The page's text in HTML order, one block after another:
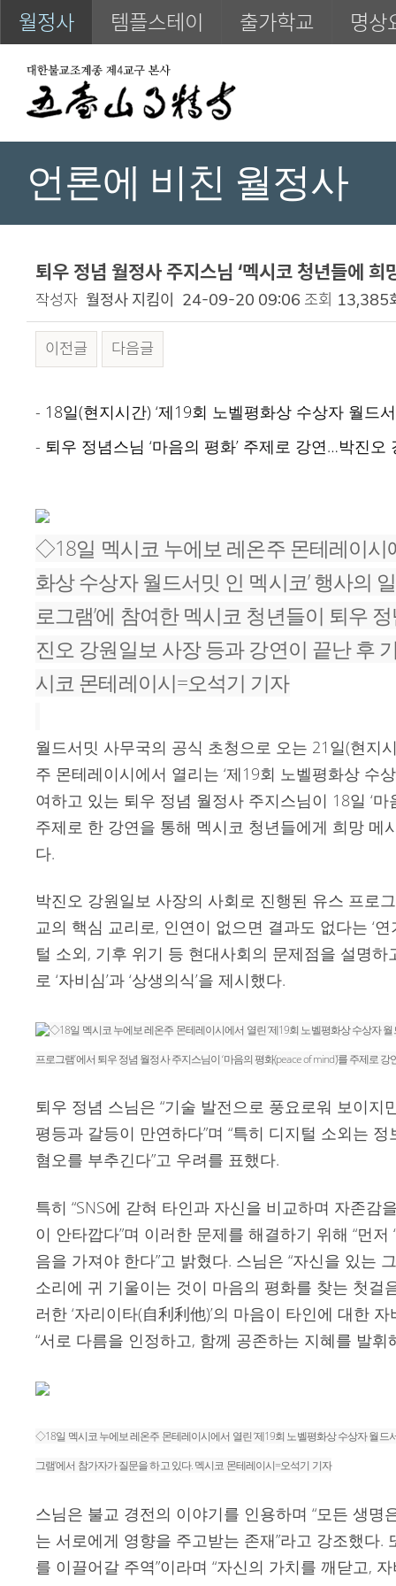
월정사 템플스테이 출가학교 명상
언론에 비친 월정사
퇴우 정념 월정사 주지스님 ‘멕시코 청년들에 희
작성자 월정사 지킴이 24-09-20 09:06 조회 13,385
이전글 다음글
- 18일(현지시간) ‘제19회 노벨평화상 수상자 월드
- 퇴우 정념스님 ‘마음의 평화’ 주제로 강연…박진
◇18일 멕시코 누에보 레온주 몬테레이시
화상 수상자 월드서밋 인 멕시코’ 행사의
로그램’에 참여한 멕시코 청년들이 퇴우
진오 강원일보 사장 등과 강연이 끝난 후
시코 몬테레이시=오석기 기자
월드서밋 사무국의 공식 초청으로 오는 21일(현지
주 몬테레이시에서 열리는 ‘제19회 노벨평화상 수
여하고 있는 퇴우 정념 월정사 주지스님이 18일 ‘
주제로 한 강연을 통해 멕시코 청년들에게 희망 메
다.
박진오 강원일보 사장의 사회로 진행된 유스 프로
교의 핵심 교리로, 인연이 없으면 결과도 없다는 ‘
털 소외, 기후 위기 등 현대사회의 문제점을 설명
로 ‘자비심’과 ‘상생의식’을 제시했다.
◇18일 멕시코 누에보 레온주 몬테레이시에서 열린 ‘제19회 노벨평화상 수상자 월
프로그램’에서 퇴우 정념 월정사 주지스님이 ‘마음의 평화(peace of mind)’를 주제로
퇴우 정념 스님은 “기술 발전으로 풍요로워 보이지
평등과 갈등이 만연하다”며 “특히 디지털 소외는
혐오를 부추긴다”고 우려를 표했다.
특히 “SNS에 갇혀 타인과 자신을 비교하며 자존감
이 안타깝다”며 이러한 문제를 해결하기 위해 “먼저
음을 가져야 한다”고 밝혔다. 스님은 “자신을 있는
소리에 귀 기울이는 것이 마음의 평화를 찾는 첫걸
러한 ‘자리이타(自利利他)’의 마음이 타인에 대한
“서로 다름을 인정하고, 함께 공존하는 지혜를 발휘
◇18일 멕시코 누에보 레온주 몬테레이시에서 열린 ‘제19회 노벨평화상 수상자 월드
그램’에서 참가자가 질문을 하고 있다. 멕시코 몬테레이시=오석기 기자
스님은 불교 경전의 이야기를 인용하며 “모든 생명
는 서로에게 영향을 주고받는 존재”라고 강조했다.
를 이끌어갈 주역”이라며 “자신의 가치를 깨닫고,